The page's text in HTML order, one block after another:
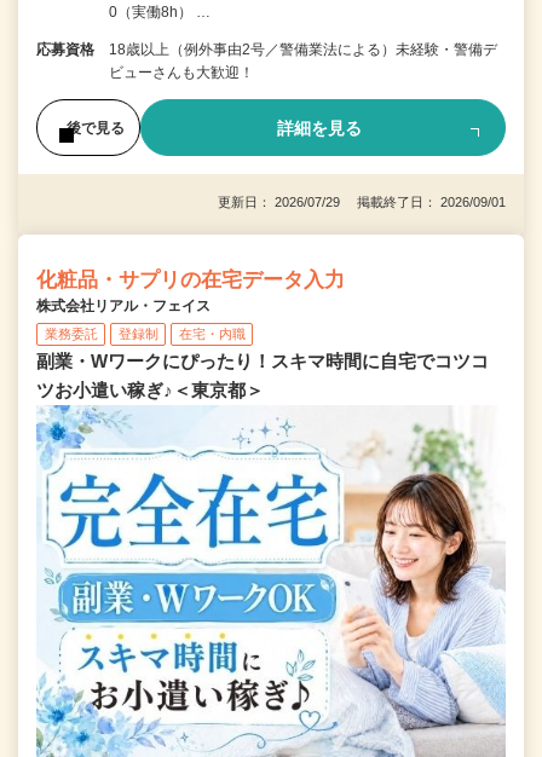
0（実働8h） …
応募資格
18歳以上（例外事由2号／警備業法による）未経験・警備デ
ビューさんも大歓迎！
後で見る 詳細を見る
更新日： 2026/07/29 掲載終了日： 2026/09/01
化粧品・サプリの在宅データ入力
株式会社リアル・フェイス
業務委託 登録制 在宅・内職
副業・Wワークにぴったり！スキマ時間に自宅でコツコ
ツお小遣い稼ぎ♪＜東京都＞